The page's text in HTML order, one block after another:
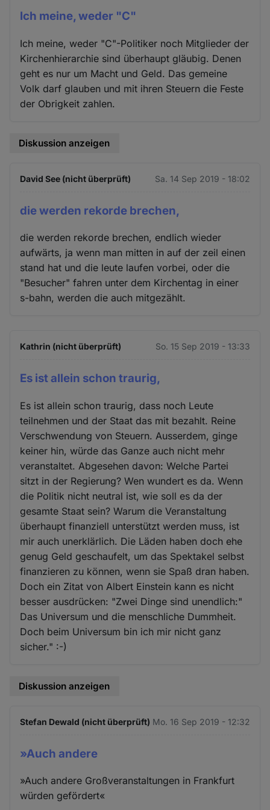
Ich meine, weder "C"
Ich meine, weder "C"-Politiker noch Mitglieder der
Kirchenhierarchie sind überhaupt gläubig. Denen
geht es nur um Macht und Geld. Das gemeine
Volk darf glauben und mit ihren Steuern die Feste
der Obrigkeit zahlen.
Diskussion anzeigen
David See (nicht überprüft) Sa. 14 Sep 2019 - 18:02
die werden rekorde brechen,
die werden rekorde brechen, endlich wieder
aufwärts, ja wenn man mitten in auf der zeil einen
stand hat und die leute laufen vorbei, oder die
"Besucher" fahren unter dem Kirchentag in einer
s-bahn, werden die auch mitgezählt.
Kathrin (nicht überprüft) So. 15 Sep 2019 - 13:33
Es ist allein schon traurig,
Es ist allein schon traurig, dass noch Leute
teilnehmen und der Staat das mit bezahlt. Reine
Verschwendung von Steuern. Ausserdem, ginge
keiner hin, würde das Ganze auch nicht mehr
veranstaltet. Abgesehen davon: Welche Partei
sitzt in der Regierung? Wen wundert es da. Wenn
die Politik nicht neutral ist, wie soll es da der
gesamte Staat sein? Warum die Veranstaltung
überhaupt finanziell unterstützt werden muss, ist
mir auch unerklärlich. Die Läden haben doch ehe
genug Geld geschaufelt, um das Spektakel selbst
finanzieren zu können, wenn sie Spaß dran haben.
Doch ein Zitat von Albert Einstein kann es nicht
besser ausdrücken: "Zwei Dinge sind unendlich:"
Das Universum und die menschliche Dummheit.
Doch beim Universum bin ich mir nicht ganz
sicher." :-)
Diskussion anzeigen
Stefan Dewald (nicht überprüft) Mo. 16 Sep 2019 - 12:32
»Auch andere
»Auch andere Großveranstaltungen in Frankfurt
würden gefördert«